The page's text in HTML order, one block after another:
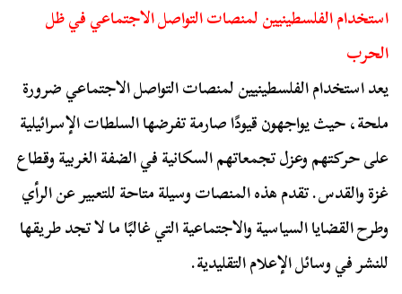
استخدام الفلسطينيين لمنصات التواصل الاجتماعي في ظل
الحرب
يعد استخدام الفلسطينيين لمنصات التواصل الاجتماعي ضرورة
ملحة، حيث يواجهون قيودًا صارمة تفرضها السلطات الإسرائيلية
على حركتهم وعزل تجمعاتهم السكانية في الضفة الغربية وقطاع
غزة والقدس. تقدم هذه المنصات وسيلة متاحة للتعبير عن الرأي
وطرح القضايا السياسية والاجتماعية التي غالبًا ما لا تجد طريقها
للنشر في وسائل الإعلام التقليدية.